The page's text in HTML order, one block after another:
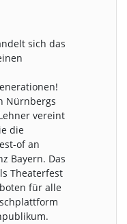
sich das
Nürnbergs
vereint
die
of an
Bayern. Das
Theaterfest
für alle